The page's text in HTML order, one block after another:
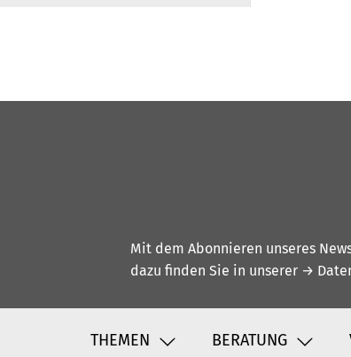
Mit dem Abonnieren unseres
dazu finden Sie in unserer →
THEMEN BERATUNG